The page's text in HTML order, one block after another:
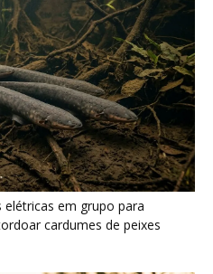
elétricas em grupo para
cardumes de peixes